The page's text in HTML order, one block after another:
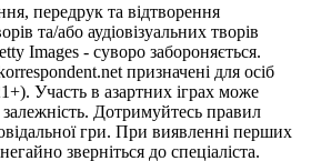
передрук та відтворення
та/або аудіовізуальних творів
Images - суворо забороняється.
призначені для осіб
Участь в азартних іграх може
Дотримуйтесь правил
гри. При виявленні перших
зверніться до спеціаліста.